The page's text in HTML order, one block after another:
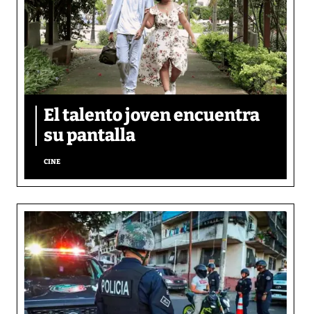
El talento joven encuentra
su pantalla​
CINE